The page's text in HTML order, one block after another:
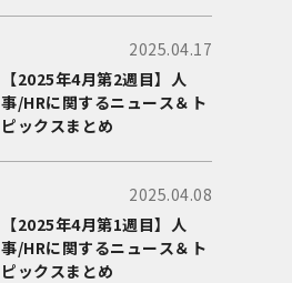
2025.04.17
【2025年4月第2週目】人
事/HRに関するニュース＆ト
ピックスまとめ
2025.04.08
【2025年4月第1週目】人
事/HRに関するニュース＆ト
ピックスまとめ